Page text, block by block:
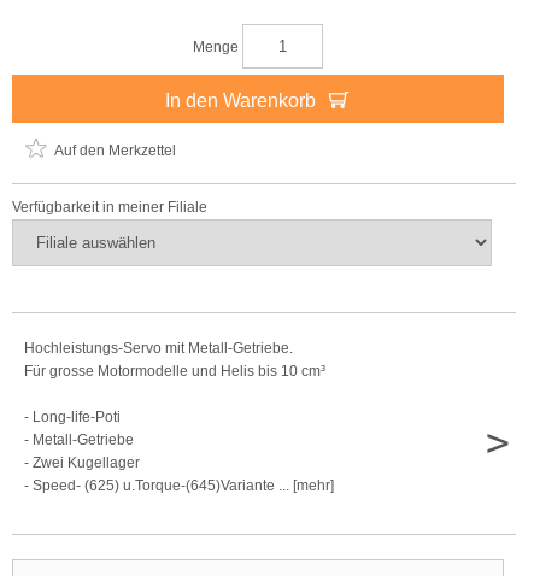
Menge
In den Warenkorb
Auf den Merkzettel
Verfügbarkeit in meiner Filiale
Hochleistungs-Servo mit Metall-Getriebe.
Für grosse Motormodelle und Helis bis 10 cm³
- Long-life-Poti
- Metall-Getriebe
- Zwei Kugellager
- Speed- (625) u.Torque-(645)Variante ... [mehr]
>